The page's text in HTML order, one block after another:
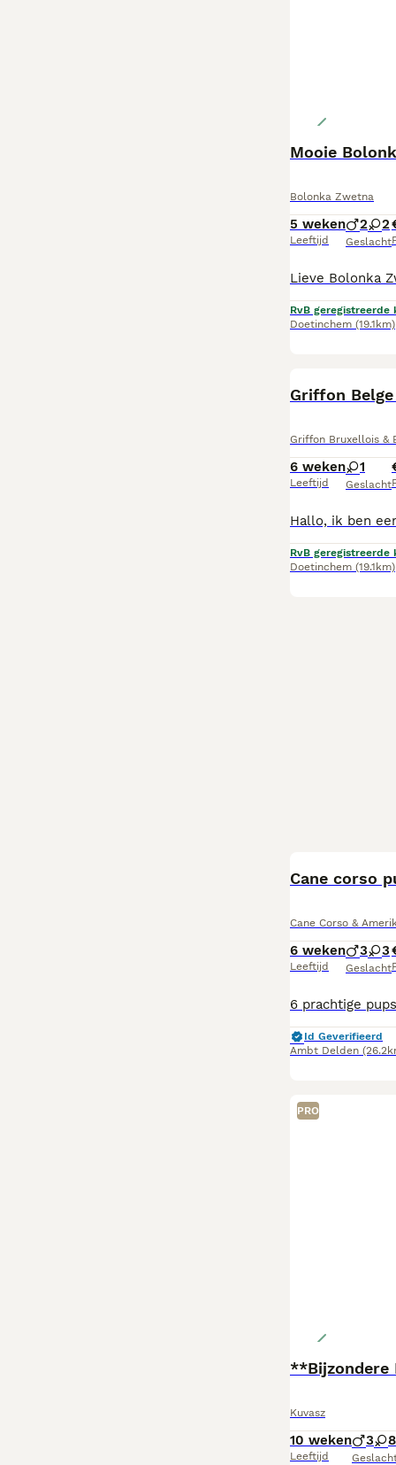
Mooie
Bolonka Zwetna
5 weken
Leeftijd
2 2
Geslacht
RvB geregistreerde
Doetinchem (19.1km)
Griffon Bruxellois &
6 weken
Leeftijd
1
Geslacht
RvB geregistreerde
Doetinchem (19.1km)
Cane corso
Cane Corso &
6 weken
Leeftijd
3 3
Geslacht
Id Geverifieerd
Ambt Delden
PRO
Kuvasz
10 weken
Leeftijd
3 8